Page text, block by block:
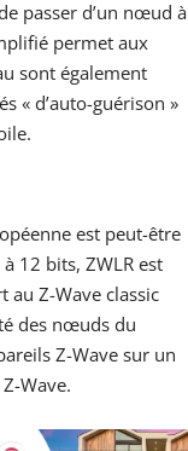
passer d’un nœud à
permet aux
sont également
« d’auto-guérison »
est peut-être
12 bits, ZWLR est
au Z-Wave classic
des nœuds du
Z-Wave sur un
Wave.